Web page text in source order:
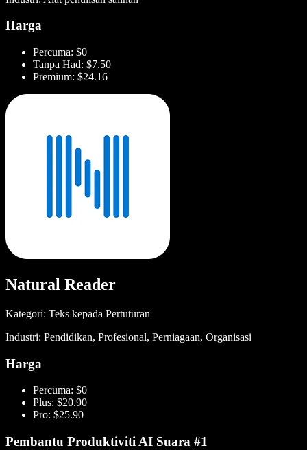
Harga
Percuma: $0
Tanpa Had: $7.50
Premium: $24.16
Natural Reader
Kategori: Teks kepada Pertuturan
Industri: Pendidikan, Profesional, Perniagaan, Organisasi
Harga
Percuma: $0
Plus: $20.90
Pro: $25.90
Pembantu Produktiviti AI Suara #1